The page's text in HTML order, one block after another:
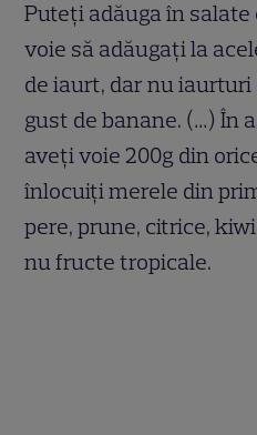
Puteți adăuga în
voie să adăugați la
de iaurt, dar nu
gust de banane. (…) În
aveți voie 200g din
înlocuiți merele din
pere, prune, citrice,
nu fructe tropicale.